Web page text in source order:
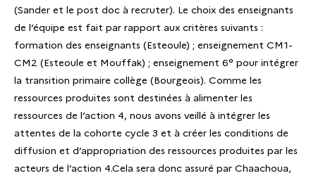
(Sander et le post doc à recruter). Le choix des enseignants
de l’équipe est fait par rapport aux critères suivants :
formation des enseignants (Esteoule) ; enseignement CM1-
CM2 (Esteoule et Mouffak) ; enseignement 6° pour intégrer
la transition primaire collège (Bourgeois). Comme les
ressources produites sont destinées à alimenter les
ressources de l’action 4, nous avons veillé à intégrer les
attentes de la cohorte cycle 3 et à créer les conditions de
diffusion et d’appropriation des ressources produites par les
acteurs de l’action 4.Cela sera donc assuré par Chaachoua,